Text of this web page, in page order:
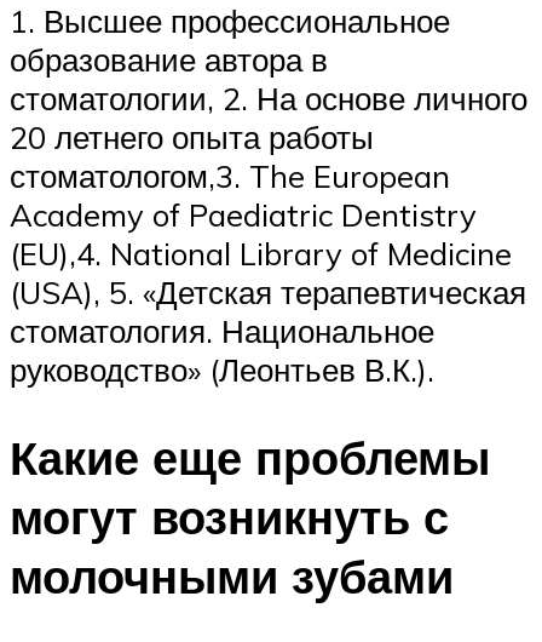
1. Высшее профессиональное
образование автора в
стоматологии, 2. На основе личного
20 летнего опыта работы
стоматологом,3. The European
Academy of Paediatric Dentistry
(EU),4. National Library of Medicine
(USA), 5. «Детская терапевтическая
стоматология. Национальное
руководство» (Леонтьев В.К.).
Какие еще проблемы
могут возникнуть с
молочными зубами